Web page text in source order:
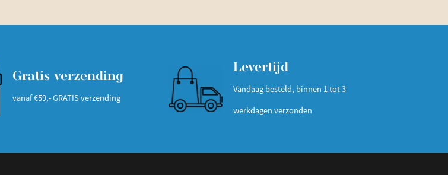
Gratis verzending
vanaf €59,- GRATIS verzending
Levertijd
Vandaag besteld, binnen 1 tot 3
werkdagen verzonden